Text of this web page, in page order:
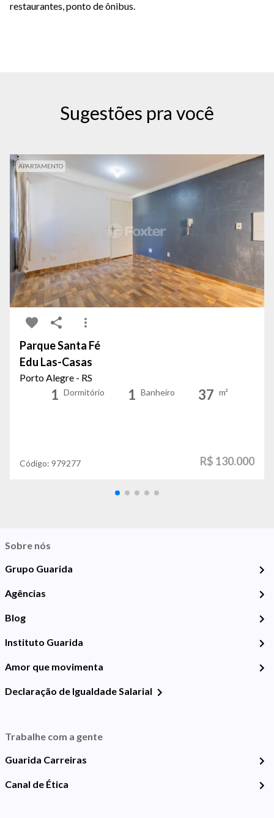
restaurantes, ponto de ônibus.
Sugestões pra você
APARTAMENTO
Parque Santa Fé
Edu Las-Casas
Porto Alegre - RS
1 Dormitório 1 Banheiro 37 m²
Código: 979277 R$ 130.000
Sobre nós
Grupo Guarida
Agências
Blog
Instituto Guarida
Amor que movimenta
Declaração de Igualdade Salarial
Trabalhe com a gente
Guarida Carreiras
Canal de Ética